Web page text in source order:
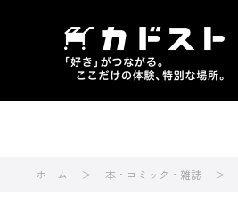
ホーム 本・コミック・雑誌